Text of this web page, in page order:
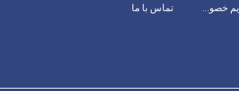
تماس با ما سیاست حفظ حریم خصوصی